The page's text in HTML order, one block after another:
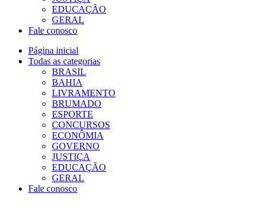
EDUCAÇÃO
GERAL
Fale conosco
Página inicial
Todas as categorias
BRASIL
BAHIA
LIVRAMENTO
BRUMADO
ESPORTE
CONCURSOS
ECONÔMIA
GOVERNO
JUSTIÇA
EDUCAÇÃO
GERAL
Fale conosco